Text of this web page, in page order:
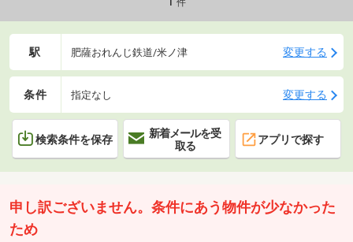
件
駅 肥薩おれんじ鉄道/米ノ津 変更する
条件 指定なし 変更する
検索条件を保存
新着メールを受
取る
アプリで探す
申し訳ございません。条件にあう物件が少なかった
ため